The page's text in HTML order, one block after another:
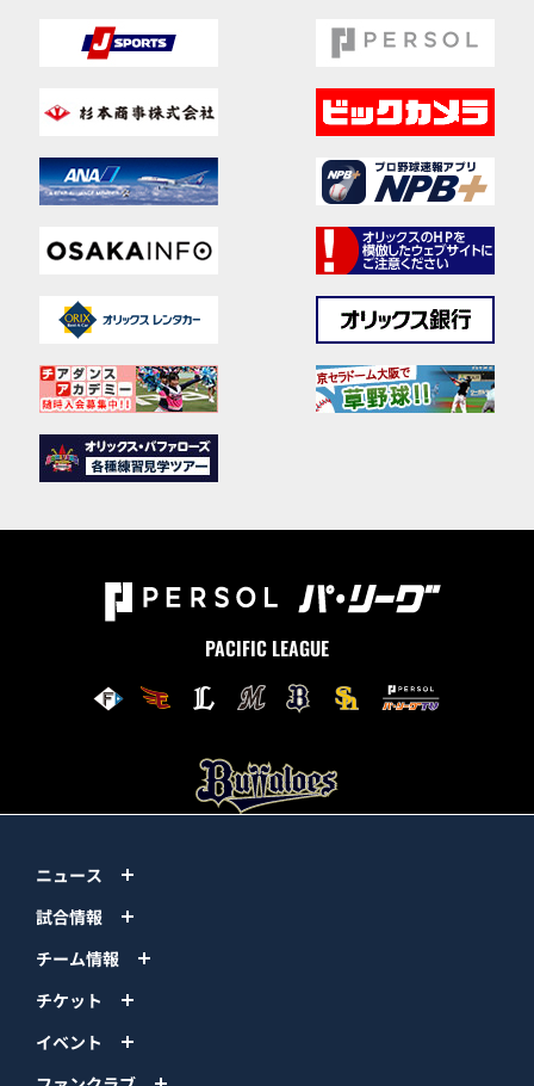
PACIFIC LEAGUE
ニュース
試合情報
チーム情報
チケット
イベント